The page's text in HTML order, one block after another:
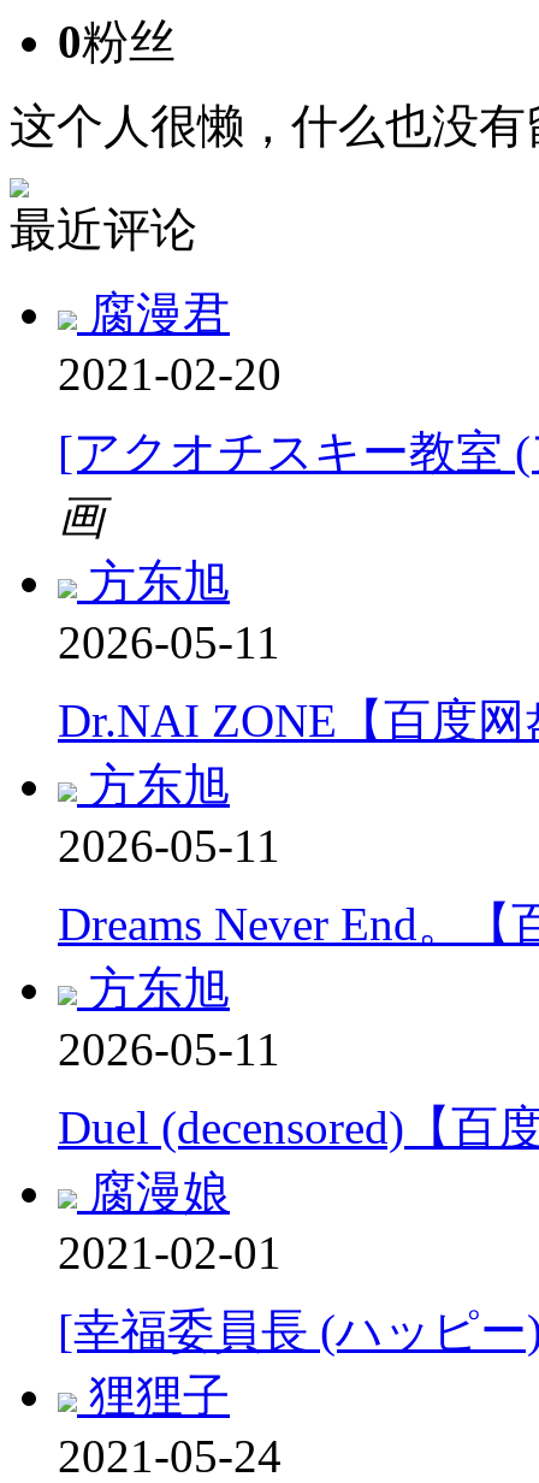
0粉丝
这个人很懒，什么也没有
最近评论
腐漫君
2021-02-20
[アクオチスキー教室
画
方东旭
2026-05-11
Dr.NAI ZONE【百度网
方东旭
2026-05-11
Dreams Never End。
方东旭
2026-05-11
Duel (decensored)【百
腐漫娘
2021-02-01
[幸福委員長 (ハッピ
狸狸子
2021-05-24